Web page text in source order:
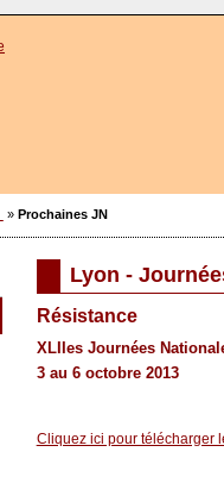
» Prochaines JN
Lyon -
Résistance
XLIIes Journées
3 au 6 octobre 2013
Cliquez ici pour télécharger